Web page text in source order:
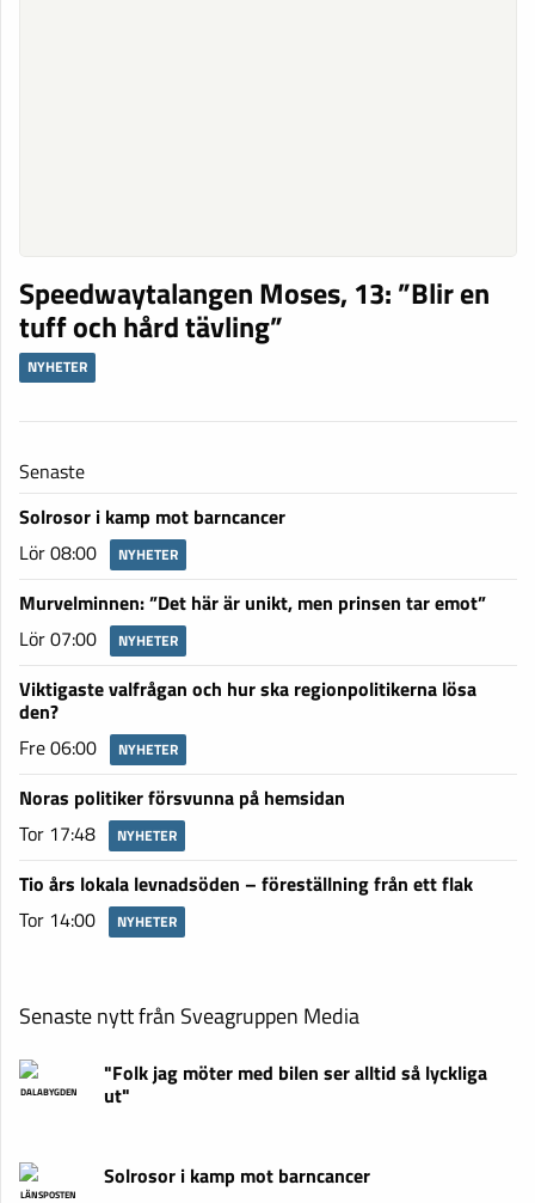
Speedwaytalangen Moses, 13: ”Blir en
tuff och hård tävling”
NYHETER
Senaste
Solrosor i kamp mot barncancer
Lör 08:00
NYHETER
Murvelminnen: ”Det här är unikt, men prinsen tar emot”
Lör 07:00
NYHETER
Viktigaste valfrågan och hur ska regionpolitikerna lösa
den?
Fre 06:00
NYHETER
Noras politiker försvunna på hemsidan
Tor 17:48
NYHETER
Tio års lokala levnadsöden – föreställning från ett flak
Tor 14:00
NYHETER
Senaste nytt från Sveagruppen Media
DALABYGDEN
"Folk jag möter med bilen ser alltid så lyckliga
ut"
LÄNSPOSTEN
Solrosor i kamp mot barncancer